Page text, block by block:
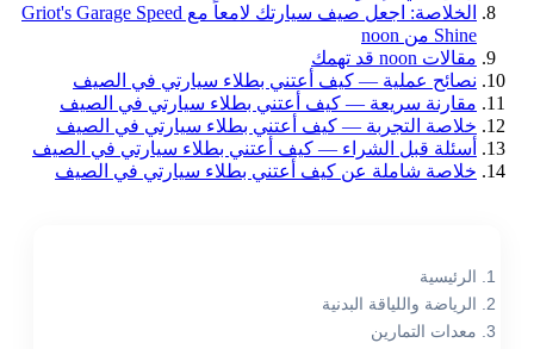
الخلاصة: اجعل صيف سيارتك لامعاً مع Griot's Garage Speed
Shine من noon
مقالات noon قد تهمك
نصائح عملية — كيف أعتني بطلاء سيارتي في الصيف
مقارنة سريعة — كيف أعتني بطلاء سيارتي في الصيف
خلاصة التجربة — كيف أعتني بطلاء سيارتي في الصيف
أسئلة قبل الشراء — كيف أعتني بطلاء سيارتي في الصيف
خلاصة شاملة عن كيف أعتني بطلاء سيارتي في الصيف
الرئيسية
الرياضة واللياقة البدنية
معدات التمارين